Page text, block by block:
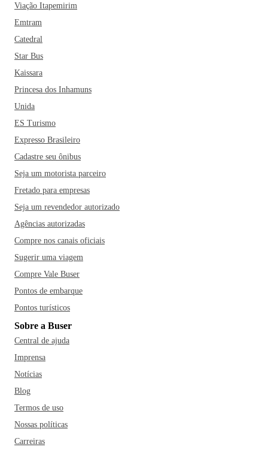
Viação Itapemirim
Emtram
Catedral
Star Bus
Kaissara
Princesa dos Inhamuns
Unida
ES Turismo
Expresso Brasileiro
Cadastre seu ônibus
Seja um motorista parceiro
Fretado para empresas
Seja um revendedor autorizado
Agências autorizadas
Compre nos canais oficiais
Sugerir uma viagem
Compre Vale Buser
Pontos de embarque
Pontos turísticos
Sobre a Buser
Central de ajuda
Imprensa
Notícias
Blog
Termos de uso
Nossas políticas
Carreiras